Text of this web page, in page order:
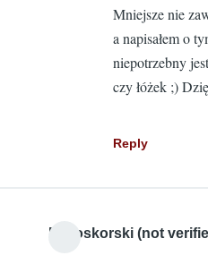
Mniejsze nie
a napisałem o
niepotrzebny
czy łóżek ;)
Reply
Bialoskorski (not